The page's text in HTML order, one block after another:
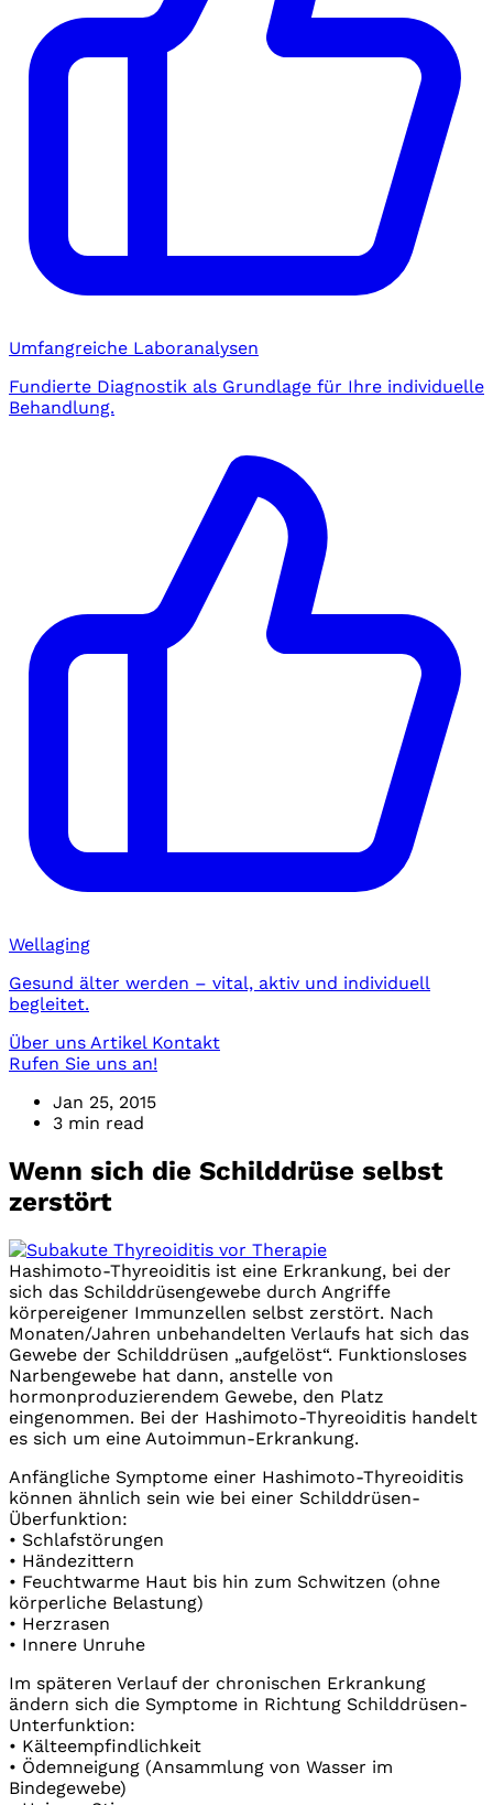
Umfangreiche Laboranalysen
Fundierte Diagnostik als Grundlage für Ihre individuelle
Behandlung.
Wellaging
Gesund älter werden – vital, aktiv und individuell
begleitet.
Über uns Artikel Kontakt
Rufen Sie uns an!
Jan 25, 2015
3 min read
Wenn sich die Schilddrüse selbst
zerstört
Hashimoto-Thyreoiditis ist eine Erkrankung, bei der
sich das Schilddrüsengewebe durch Angriffe
körpereigener Immunzellen selbst zerstört. Nach
Monaten/Jahren unbehandelten Verlaufs hat sich das
Gewebe der Schilddrüsen „aufgelöst“. Funktionsloses
Narbengewebe hat dann, anstelle von
hormonproduzierendem Gewebe, den Platz
eingenommen. Bei der Hashimoto-Thyreoiditis handelt
es sich um eine Autoimmun-Erkrankung.
Anfängliche Symptome einer Hashimoto-Thyreoiditis
können ähnlich sein wie bei einer Schilddrüsen-
Überfunktion:
• Schlafstörungen
• Händezittern
• Feuchtwarme Haut bis hin zum Schwitzen (ohne
körperliche Belastung)
• Herzrasen
• Innere Unruhe
Im späteren Verlauf der chronischen Erkrankung
ändern sich die Symptome in Richtung Schilddrüsen-
Unterfunktion:
• Kälteempfindlichkeit
• Ödemneigung (Ansammlung von Wasser im
Bindegewebe)